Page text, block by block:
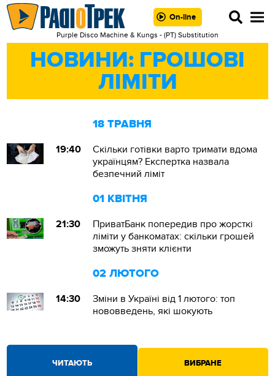
On-line
Purple Disco Machine & Kungs - (РТ) Substitution
НОВИНИ: ГРОШОВІ
ЛІМІТИ
18 ТРАВНЯ
19:40
Скільки готівки варто тримати вдома
українцям? Експертка назвала
безпечний ліміт
01 КВІТНЯ
21:30
ПриватБанк попередив про жорсткі
ліміти у банкоматах: скільки грошей
зможуть зняти клієнти
02 ЛЮТОГО
14:30
Зміни в Україні від 1 лютого: топ
нововведень, які шокують
ЧИТАЮТЬ ВИБРАНЕ